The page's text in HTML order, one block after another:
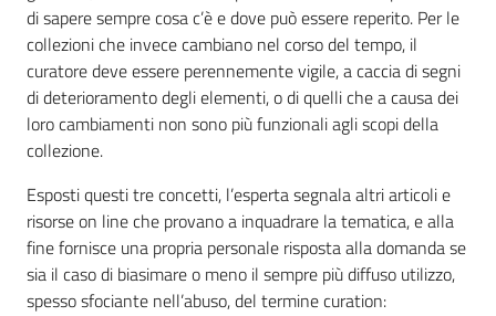
di sapere sempre cosa c’è e dove può essere reperito. Per le
collezioni che invece cambiano nel corso del tempo, il
curatore deve essere perennemente vigile, a caccia di segni
di deterioramento degli elementi, o di quelli che a causa dei
loro cambiamenti non sono più funzionali agli scopi della
collezione.
Esposti questi tre concetti, l’esperta segnala altri articoli e
risorse on line che provano a inquadrare la tematica, e alla
fine fornisce una propria personale risposta alla domanda se
sia il caso di biasimare o meno il sempre più diffuso utilizzo,
spesso sfociante nell’abuso, del termine curation: